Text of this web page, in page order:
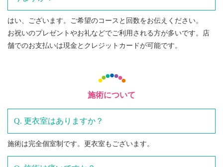
はい、ございます。ご希望のコースと回数をお伝えください。
お祝いのプレゼントやお礼などでご利用される方が多いです。店
舗でのお支払いは現金とクレジットカードが可能です。
施術について
更衣室はありますか？
施術は完全個室制です。更衣室もございます。